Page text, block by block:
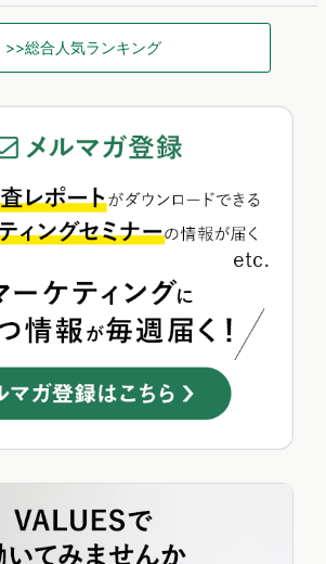
>>総合人気ランキング